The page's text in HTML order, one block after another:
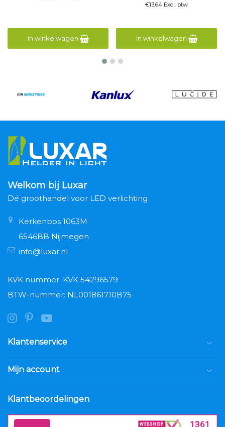
In winkelwagen
€13,64 Excl. btw
In winkelwagen
Welkom bij Luxar
Dé groothandel voor LED verlichting
Kerkenbos 1063M
6546BB Nijmegen
info@luxar.nl
KVK nummer: KVK 54296579
BTW-nummer: NL001861710B75
Klantenservice
Mijn account
Klantbeoordelingen